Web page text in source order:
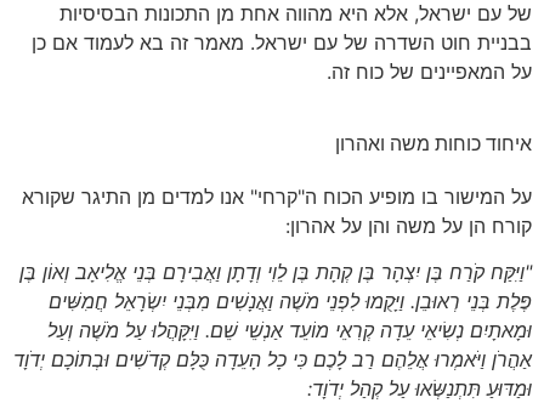
של עם ישראל, אלא היא מהווה אחת מן התכונות הבסיסיות
בבניית חוט השדרה של עם ישראל. מאמר זה בא לעמוד אם כן
על המאפיינים של כוח זה.
איחוד כוחות משה ואהרון
על המישור בו מופיע הכוח ה"קרחי" אנו למדים מן התיגר שקורא
קורח הן על משה והן על אהרון:
"וַיִּקַּח קֹרַח בֶּן יִצְהָר בֶּן קְהָת בֶּן לֵוִי וְדָתָן וַאֲבִירָם בְּנֵי אֱלִיאָב וְאוֹן בֶּן
פֶּלֶת בְּנֵי רְאוּבֵן. וַיָּקֻמוּ לִפְנֵי מֹשֶׁה וַאֲנָשִׁים מִבְּנֵי יִשְׂרָאֵל חֲמִשִּׁים
וּמָאתָיִם נְשִׂיאֵי עֵדָה קְרִאֵי מוֹעֵד אַנְשֵׁי שֵׁם. וַיִּקָּהֲלוּ עַל מֹשֶׁה וְעַל
אַהֲרֹן וַיֹּאמְרוּ אֲלֵהֶם רַב לָכֶם כִּי כָל הָעֵדָה כֻּלָּם קְדֹשִׁים וּבְתוֹכָם יְדֹוָד
וּמַדּוּעַ תִּתְנַשְּׂאוּ עַל קְהַל יְדֹוָד: